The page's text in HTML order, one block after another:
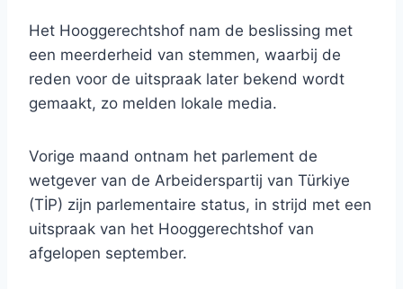
Het Hooggerechtshof nam de beslissing met
een meerderheid van stemmen, waarbij de
reden voor de uitspraak later bekend wordt
gemaakt, zo melden lokale media.
Vorige maand ontnam het parlement de
wetgever van de Arbeiderspartij van Türkiye
(TİP) zijn parlementaire status, in strijd met een
uitspraak van het Hooggerechtshof van
afgelopen september.